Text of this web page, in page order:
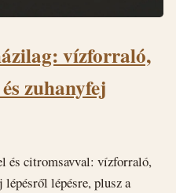
vízforraló,
zuhanyfej
és citromsavval: vízforraló,
lépésről lépésre, plusz a